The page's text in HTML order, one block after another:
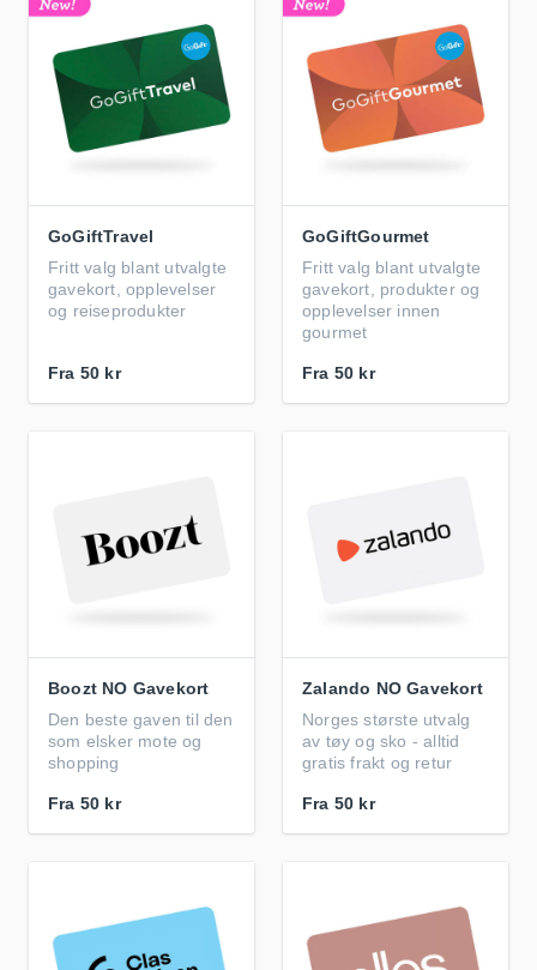
GoGiftTravel
Fritt valg blant utvalgte
gavekort, opplevelser
og reiseprodukter
Fra 50 kr
GoGiftGourmet
Fritt valg blant utvalgte
gavekort, produkter og
opplevelser innen
gourmet
Fra 50 kr
Boozt NO Gavekort
Den beste gaven til den
som elsker mote og
shopping
Fra 50 kr
Zalando NO Gavekort
Norges største utvalg
av tøy og sko - alltid
gratis frakt og retur
Fra 50 kr